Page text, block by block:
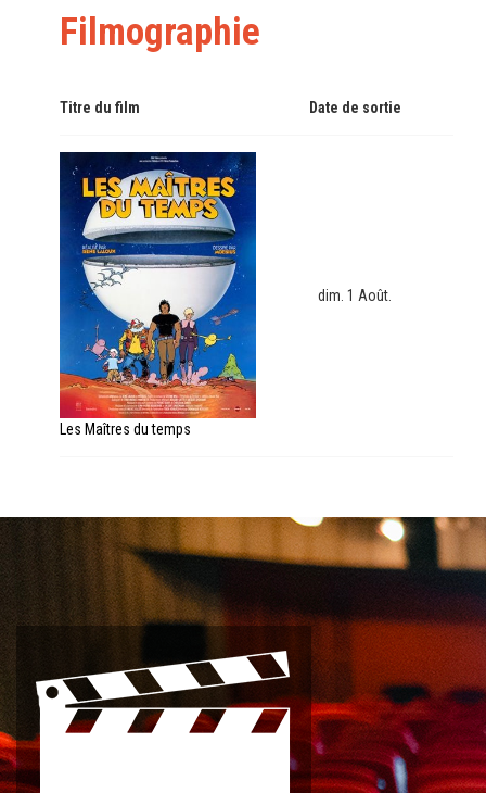
Filmographie
Titre du film Date de sortie
Les Maîtres du temps
dim. 1 Août.